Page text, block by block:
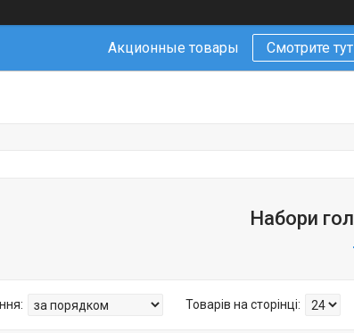
Акционные товары Смотрите тут
Набори